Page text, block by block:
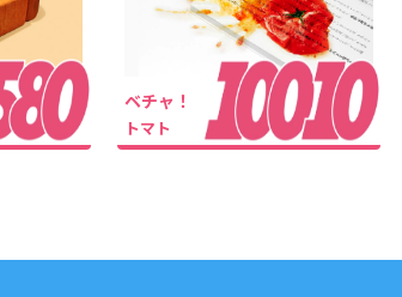
ベチャ！
トマト